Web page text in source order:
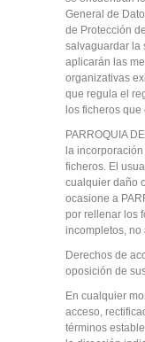
General de
de Protección
salvaguardar la
aplicarán las
organizativas
que regula el
los ficheros
PARROQUIA
la
ficheros. El
cualquier daño
ocasione a
por rellenar los
incompletos, no
Derechos de
oposición de
En cualquier
acceso,
términos